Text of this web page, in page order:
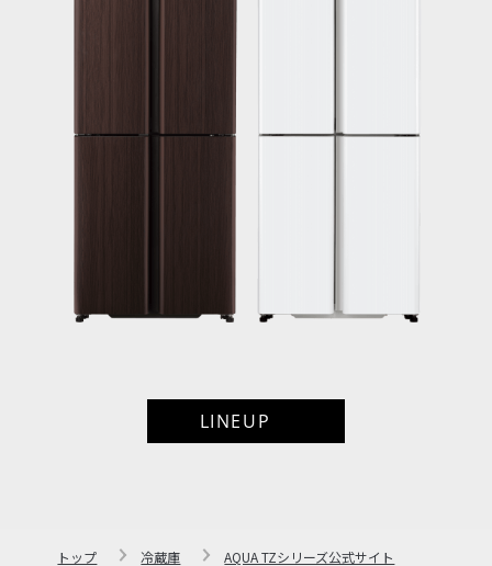
LINEUP
トップ 冷蔵庫 AQUA TZシリーズ公式サイト